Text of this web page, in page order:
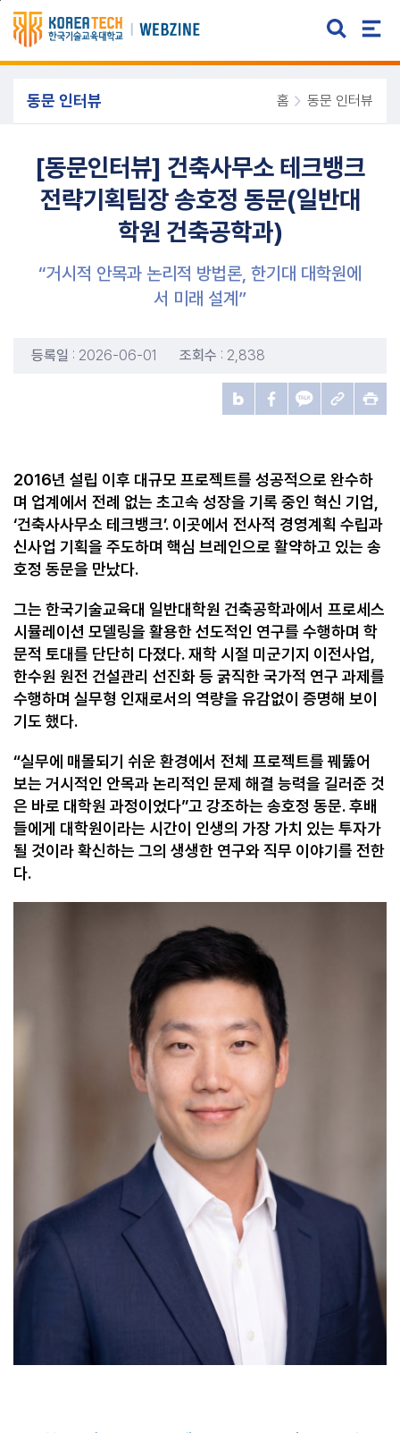
주메뉴 바로가기
본문 바로가기
동문 인터뷰 홈 동문 인터뷰
[동문인터뷰] 건축사무소 테크뱅크
전략기획팀장 송호정 동문(일반대
학원 건축공학과)
“거시적 안목과 논리적 방법론, 한기대 대학원에
서 미래 설계”
등록일 : 2026-06-01 조회수 : 2,838
2016년 설립 이후 대규모 프로젝트를 성공적으로 완수하
며 업계에서 전례 없는 초고속 성장을 기록 중인 혁신 기업
‘건축사사무소 테크뱅크’. 이곳에서 전사적 경영계획 수립과
신사업 기획을 주도하며 핵심 브레인으로 활약하고 있는 송
호정 동문을 만났다.
그는 한국기술교육대 일반대학원 건축공학과에서 프로세스
시뮬레이션 모델링을 활용한 선도적인 연구를 수행하며 학
문적 토대를 단단히 다졌다.재학 시절 미군기지 이전사업
한수원 원전 건설관리 선진화 등 굵직한 국가적 연구 과제를
수행하며 실무형 인재로서의 역량을 유감없이 증명해 보이
기도 했다.
“실무에 매몰되기 쉬운 환경에서 전체 프로젝트를 꿰뚫어
보는 거시적인 안목과 논리적인 문제 해결 능력을 길러준 것
은 바로 대학원 과정이었다”고 강조하는 송호정 동문.후배
들에게 대학원이라는 시간이 인생의 가장 가치 있는 투자가
될 것이라 확신하는 그의 생생한 연구와 직무 이야기를 전한
다.